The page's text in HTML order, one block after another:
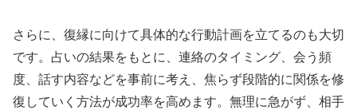
さらに、復縁に向けて具体的な行動計画を立てるのも大切
です。占いの結果をもとに、連絡のタイミング、会う頻
度、話す内容などを事前に考え、焦らず段階的に関係を修
復していく方法が成功率を高めます。無理に急がず、相手